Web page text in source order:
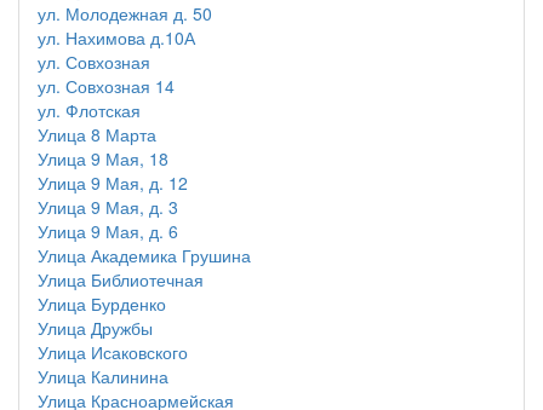
ул. Молодежная д. 50
ул. Нахимова д.10А
ул. Совхозная
ул. Совхозная 14
ул. Флотская
Улица 8 Марта
Улица 9 Мая, 18
Улица 9 Мая, д. 12
Улица 9 Мая, д. 3
Улица 9 Мая, д. 6
Улица Академика Грушина
Улица Библиотечная
Улица Бурденко
Улица Дружбы
Улица Исаковского
Улица Калинина
Улица Красноармейская